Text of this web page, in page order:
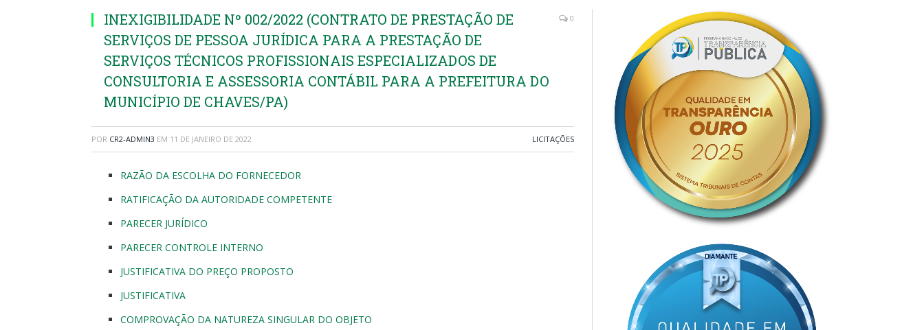
INEXIGIBILIDADE Nº 002/2022 (CONTRATO DE PRESTAÇÃO DE
SERVIÇOS DE PESSOA JURÍDICA PARA A PRESTAÇÃO DE
SERVIÇOS TÉCNICOS PROFISSIONAIS ESPECIALIZADOS DE
CONSULTORIA E ASSESSORIA CONTÁBIL PARA A PREFEITURA DO
MUNICÍPIO DE CHAVES/PA)
0
POR CR2-ADMIN3 EM 11 DE JANEIRO DE 2022 LICITAÇÕES
RAZÃO DA ESCOLHA DO FORNECEDOR
RATIFICAÇÃO DA AUTORIDADE COMPETENTE
PARECER JURÍDICO
PARECER CONTROLE INTERNO
JUSTIFICATIVA DO PREÇO PROPOSTO
JUSTIFICATIVA
COMPROVAÇÃO DA NATUREZA SINGULAR DO OBJETO